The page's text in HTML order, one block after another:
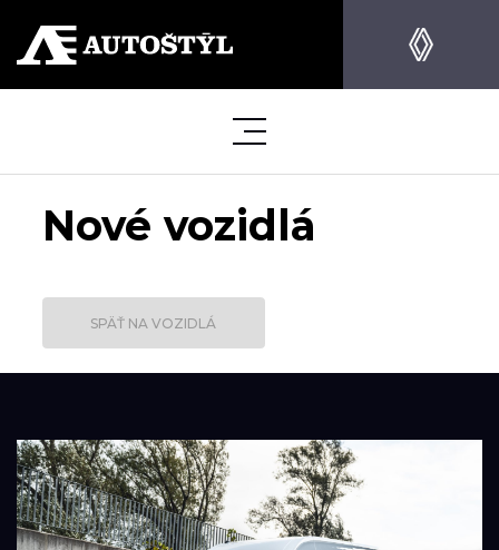
Nové vozidlá
SPÄŤ NA VOZIDLÁ